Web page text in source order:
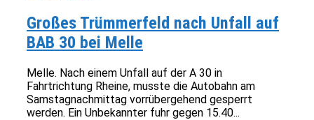
Großes Trümmerfeld nach Unfall auf
BAB 30 bei Melle
Melle. Nach einem Unfall auf der A 30 in
Fahrtrichtung Rheine, musste die Autobahn am
Samstagnachmittag vorrübergehend gesperrt
werden. Ein Unbekannter fuhr gegen 15.40...